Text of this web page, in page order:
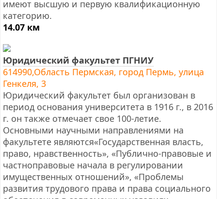
имеют высшую и первую квалификационную
категорию.
14.07 км
Юридический факультет ПГНИУ
614990,Область Пермская, город Пермь, улица
Генкеля, 3
Юридический факультет был организован в
период основания университета в 1916 г., в 2016
г. он также отмечает свое 100-летие.
Основными научными направлениями на
факультете являются«Государственная власть,
право, нравственность», «Публично-правовые и
частноправовые начала в регулировании
имущественных отношений», «Проблемы
развития трудового права и права социального